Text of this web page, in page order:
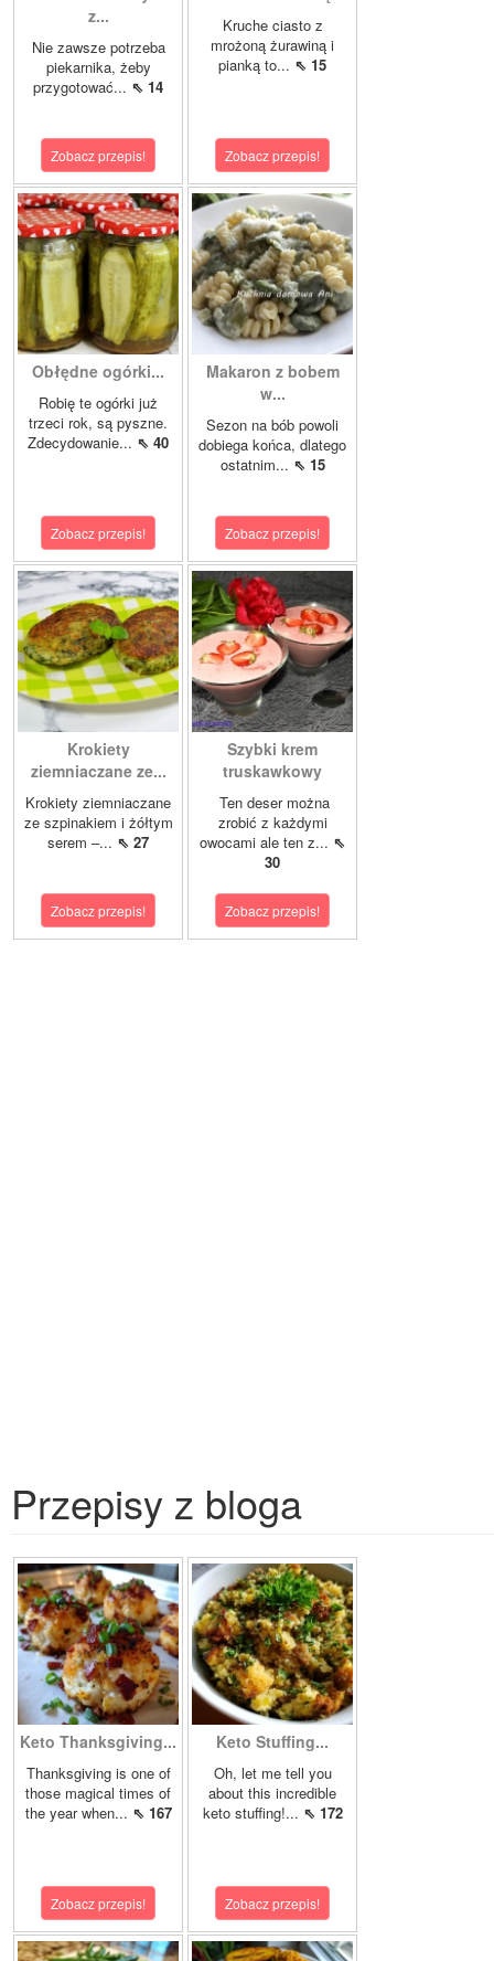
z...
Nie zawsze potrzeba
piekarnika, żeby
przygotować... ⇖ 14
Zobacz przepis!
Kruche ciasto z
mrożoną żurawiną i
pianką to... ⇖ 15
Zobacz przepis!
Obłędne ogórki...
Robię te ogórki już
trzeci rok, są pyszne.
Zdecydowanie... ⇖ 40
Zobacz przepis!
Makaron z bobem
w...
Sezon na bób powoli
dobiega końca, dlatego
ostatnim... ⇖ 15
Zobacz przepis!
Krokiety
ziemniaczane ze...
Krokiety ziemniaczane
ze szpinakiem i żółtym
serem –... ⇖ 27
Zobacz przepis!
Szybki krem
truskawkowy
Ten deser można
zrobić z każdymi
owocami ale ten z... ⇖
30
Zobacz przepis!
Przepisy z bloga
Keto Thanksgiving...
Thanksgiving is one of
those magical times of
the year when... ⇖ 167
Zobacz przepis!
Keto Stuffing...
Oh, let me tell you
about this incredible
keto stuffing!... ⇖ 172
Zobacz przepis!